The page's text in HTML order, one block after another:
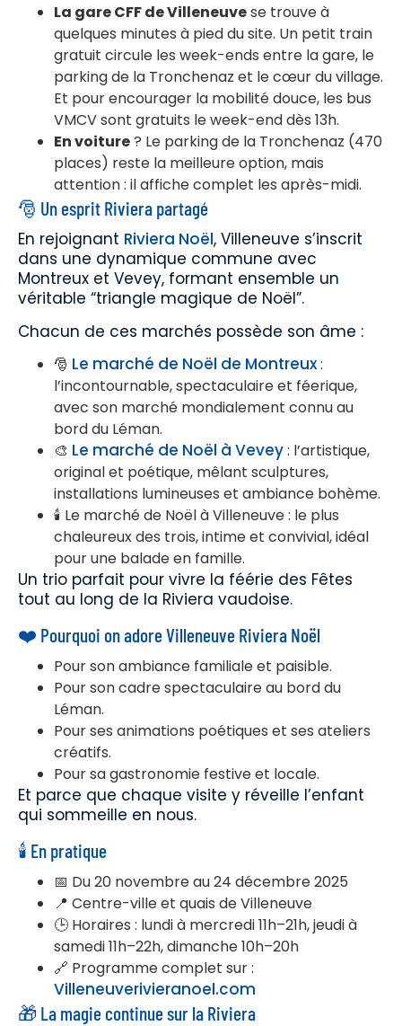
La gare CFF de Villeneuvese trouve à
quelques minutes à pied du site. Un petit train
gratuit circule les week-ends entre la gare, le
parking de la Tronchenaz et le cœur du village.
Et pour encourager la mobilité douce, les bus
VMCV sont gratuits le week-end dès 13h.
En voiture? Le parking de la Tronchenaz (470
places) reste la meilleure option, mais
attention : il affiche complet les après-midi.
🎅 Un esprit Riviera partagé
En rejoignant Riviera Noël, Villeneuve s’inscrit
dans une dynamique commune avec
Montreux et Vevey, formant ensemble un
véritable “triangle magique de Noël”.
Chacun de ces marchés possède son âme :
🎅 Le marché de Noël de Montreux:
l’incontournable, spectaculaire et féerique,
avec son marché mondialement connu au
bord du Léman.
🎨 Le marché de Noël à Vevey: l’artistique,
original et poétique, mêlant sculptures,
installations lumineuses et ambiance bohème.
🕯️ Le marché de Noël à Villeneuve : le plus
chaleureux des trois, intime et convivial, idéal
pour une balade en famille.
Un trio parfait pour vivre la féérie des Fêtes
tout au long de la Riviera vaudoise.
❤️ Pourquoi on adore Villeneuve Riviera Noël
Pour son ambiance familiale et paisible.
Pour son cadre spectaculaire au bord du
Léman.
Pour ses animations poétiques et ses ateliers
créatifs.
Pour sa gastronomie festive et locale.
Et parce que chaque visite y réveille l’enfant
qui sommeille en nous.
🕯️ En pratique
📅 Du 20 novembre au 24 décembre 2025
📍 Centre-ville et quais de Villeneuve
🕒 Horaires : lundi à mercredi 11h–21h, jeudi à
samedi 11h–22h, dimanche 10h–20h
🔗 Programme complet sur :
Villeneuverivieranoel.com
🎁 La magie continue sur la Riviera